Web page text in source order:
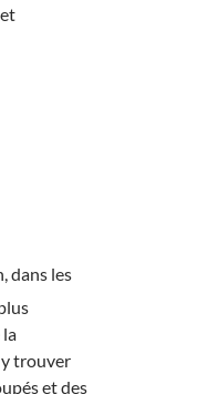
dans les
la
trouver
et des